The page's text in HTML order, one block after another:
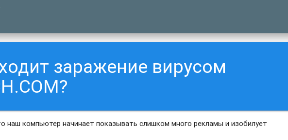
заражение вирусом
наш компьютер начинает показывать слишком много рекламы и изобилует